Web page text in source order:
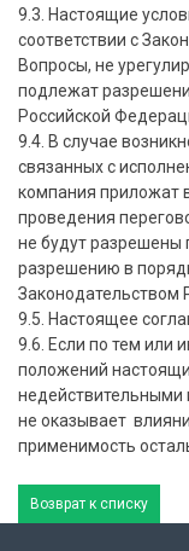
9.3. Настоящие
соответствии с
Вопросы, не
подлежат
Российской
9.4. В случае
связанных с
компания приложат
проведения
не будут разрешены
разрешению в
Законодательством
9.5. Настоящее
9.6. Если по тем или
положений
не оказывает
применимость
Возврат к списку